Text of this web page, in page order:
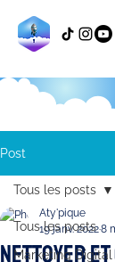
Post
Tous les posts
Marketing Digital
Tous les posts
Nettoyer et
Aty'pique
19 janv. 20228